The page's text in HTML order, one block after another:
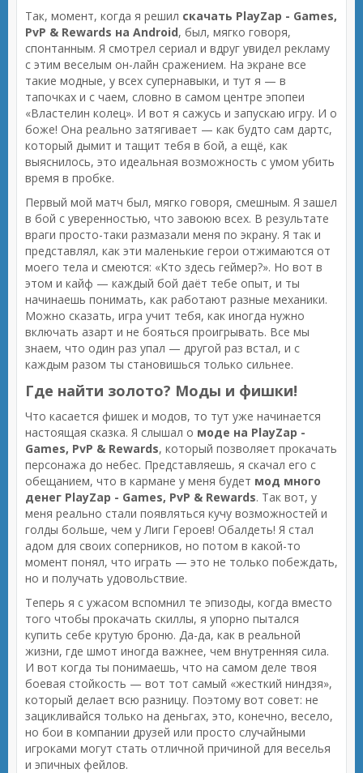
Так, момент, когда я решил скачать PlayZap - Games,
PvP & Rewards на Android, был, мягко говоря,
спонтанным. Я смотрел сериал и вдруг увидел рекламу
с этим веселым он-лайн сражением. На экране все
такие модные, у всех супернавыки, и тут я — в
тапочках и с чаем, словно в самом центре эпопеи
«Властелин колец». И вот я сажусь и запускаю игру. И о
боже! Она реально затягивает — как будто сам дартс,
который дымит и тащит тебя в бой, а ещё, как
выяснилось, это идеальная возможность с умом убить
время в пробке.
Первый мой матч был, мягко говоря, смешным. Я зашел
в бой с уверенностью, что завоюю всех. В результате
враги просто-таки размазали меня по экрану. Я так и
представлял, как эти маленькие герои отжимаются от
моего тела и смеются: «Кто здесь геймер?». Но вот в
этом и кайф — каждый бой даёт тебе опыт, и ты
начинаешь понимать, как работают разные механики.
Можно сказать, игра учит тебя, как иногда нужно
включать азарт и не бояться проигрывать. Все мы
знаем, что один раз упал — другой раз встал, и с
каждым разом ты становишься только сильнее.
Где найти золото? Моды и фишки!
Что касается фишек и модов, то тут уже начинается
настоящая сказка. Я слышал о моде на PlayZap -
Games, PvP & Rewards, который позволяет прокачать
персонажа до небес. Представляешь, я скачал его с
обещанием, что в кармане у меня будет мод много
денег PlayZap - Games, PvP & Rewards. Так вот, у
меня реально стали появляться кучу возможностей и
голды больше, чем у Лиги Героев! Обалдеть! Я стал
адом для своих соперников, но потом в какой-то
момент понял, что играть — это не только побеждать,
но и получать удовольствие.
Теперь я с ужасом вспомнил те эпизоды, когда вместо
того чтобы прокачать скиллы, я упорно пытался
купить себе крутую броню. Да-да, как в реальной
жизни, где шмот иногда важнее, чем внутренняя сила.
И вот когда ты понимаешь, что на самом деле твоя
боевая стойкость — вот тот самый «жесткий ниндзя»,
который делает всю разницу. Поэтому вот совет: не
зацикливайся только на деньгах, это, конечно, весело,
но бои в компании друзей или просто случайными
игроками могут стать отличной причиной для веселья
и эпичных фейлов.